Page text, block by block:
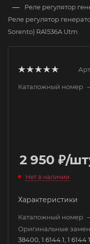
— Реле регулятор
Реле регулятор
Sorento) RA1536A Utm
Каталожный номер
2 950 ₽/
Нет в наличии
Характеристики
Каталожный номер
Оригинальные
38400, 1.6144.1, 1 6144